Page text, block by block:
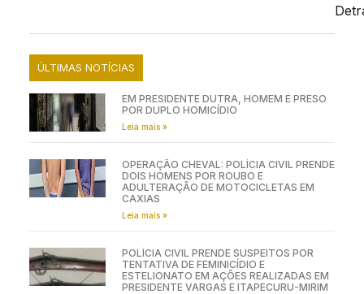
ÚLTIMAS NOTÍCIAS
EM PRESIDENTE DUTRA, HOMEM É PRESO
POR DUPLO HOMICÍDIO
Leia mais »
OPERAÇÃO CHEVAL: POLÍCIA CIVIL PRENDE
DOIS HOMENS POR ROUBO E
ADULTERAÇÃO DE MOTOCICLETAS EM
CAXIAS
Leia mais »
POLÍCIA CIVIL PRENDE SUSPEITOS POR
TENTATIVA DE FEMINICÍDIO E
ESTELIONATO EM AÇÕES REALIZADAS EM
PRESIDENTE VARGAS E ITAPECURU-MIRIM